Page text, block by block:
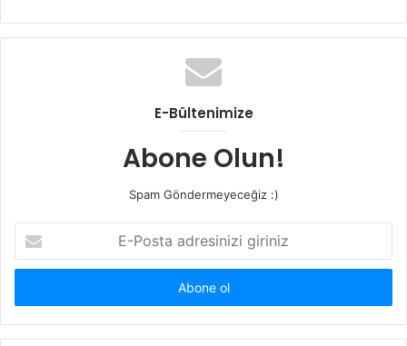
E-Bültenimize
Abone Olun!
Spam Göndermeyeceğiz :)
Posta
adresinizi